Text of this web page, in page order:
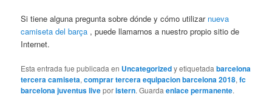
Si tiene alguna pregunta sobre dónde y cómo utilizar nueva
camiseta del barça , puede llamarnos a nuestro propio sitio de
Internet.
Esta entrada fue publicada en Uncategorizedy etiquetadabarcelona
tercera camiseta,comprar tercera equipacion barcelona 2018,fc
barcelona juventus liveporistern. Guardaenlace permanente.